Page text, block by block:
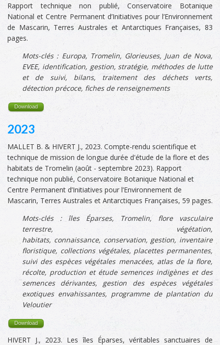
Rapport technique non publié, Conservatoire Botanique
National et Centre Permanent d’Initiatives pour l’Environnement
de Mascarin, Terres Australes et Antarctiques Françaises, 83
pages.
Mots-clés : Europa, Tromelin, Glorieuses, Juan de Nova,
EVEE, identification, gestion, stratégie, méthodes de lutte
et de suivi, bilans, traitement des déchets verts,
détection précoce, fiches de renseignements
Download
2023
MALLET B. & HIVERT J., 2023. Compte-rendu scientifique et
technique de mission de longue durée d'étude de la flore et des
habitats de Tromelin (août - septembre 2023). Rapport
technique non publié, Conservatoire Botanique National et
Centre Permanent d’Initiatives pour l’Environnement de
Mascarin, Terres Australes et Antarctiques Françaises, 59 pages.
Mots-clés :
îles Éparses, Tromelin, flore vasculaire
terrestre,
végétation,
habitats, connaissance, conservation, gestion, inventaire
floristique, collections végétales, placettes permanentes,
suivi des espèces végétales menacées, atlas de la flore,
récolte, production et étude semences indigènes et des
semences dérivantes, gestion des espèces végétales
exotiques envahissantes, programme de plantation du
Veloutier
Download
HIVERT J., 2023. Les îles Éparses, véritables sanctuaires de